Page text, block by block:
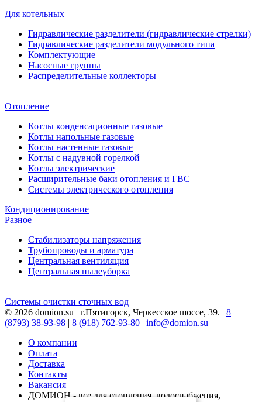
Для котельных
Гидравлические разделители (гидравлические стрелки)
Гидравлические разделители модульного типа
Комплектующие
Насосные группы
Распределительные коллекторы
Отопление
Котлы конденсационные газовые
Котлы напольные газовые
Котлы настенные газовые
Котлы с надувной горелкой
Котлы электрические
Расширительные баки отопления и ГВС
Системы электрического отопления
Кондиционирование
Разное
Стабилизаторы напряжения
Трубопроводы и арматура
Центральная вентиляция
Центральная пылеуборка
Системы очистки сточных вод
© 2026 domion.su | г.Пятигорск, Черкесское шоссе, 39. | 8
(8793) 38-93-98 | 8 (918) 762-93-80 | info@domion.su
О компании
Оплата
Доставка
Контакты
Вакансия
ДОМИОН - все для отопления, водоснабжения,